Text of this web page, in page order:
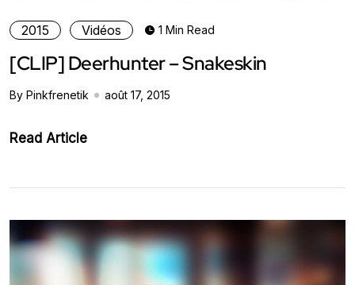
2015 Vidéos 1 Min Read
[CLIP] Deerhunter – Snakeskin
By Pinkfrenetik août 17, 2015
Read Article